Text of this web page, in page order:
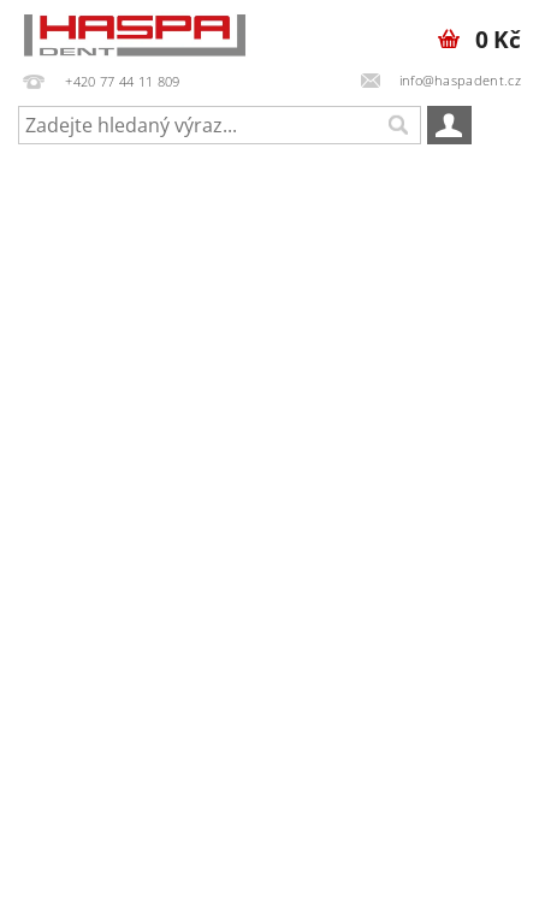
+420 77 44 11 809 info@haspadent.cz
0 Kč